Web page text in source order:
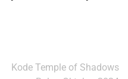
Kode Temple of Shadows